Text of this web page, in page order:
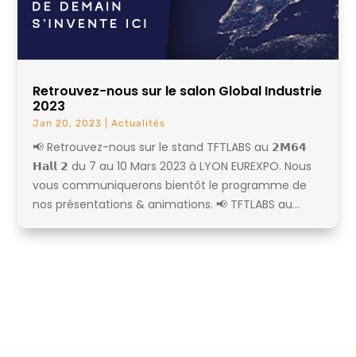
Retrouvez-nous sur le salon Global Industrie
2023
Jan 20, 2023 |Actualités
📢 Retrouvez-nous sur le stand TFTLABS au 𝟮𝗠𝟲𝟰
𝗛𝗮𝗹𝗹 𝟮 du 7 au 10 Mars 2023 à LYON EUREXPO. Nous
vous communiquerons bientôt le programme de
nos présentations & animations. 📢 TFTLABS au...